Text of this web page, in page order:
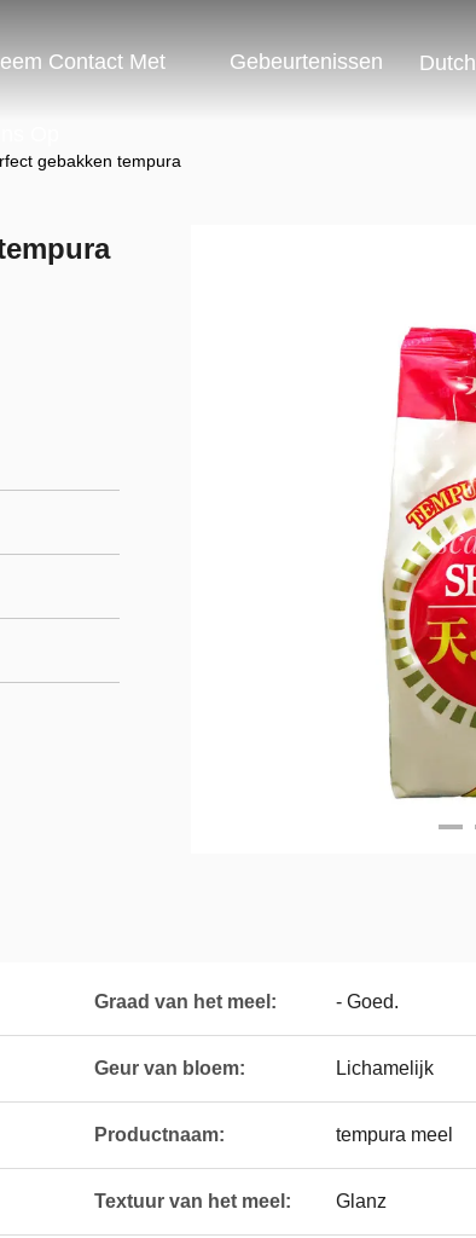
Contact Met Gebeurtenissen Dutch
gebakken tempura
Graad van het meel: - Goed.
Geur van bloem: Lichamelijk
Productnaam: tempura meel
Textuur van het meel: Glanz